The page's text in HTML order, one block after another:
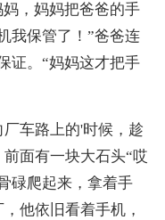
，妈妈把爸爸的手
我保管了！”爸爸连
证。“妈妈这才把手
车路上的'时候，趁
面有一块大石头“哎
碌爬起来，拿着手
他依旧看着手机，